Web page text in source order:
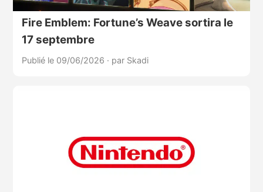
Fire Emblem: Fortune’s Weave sortira le
17 septembre
Publié le 09/06/2026 · par Skadi